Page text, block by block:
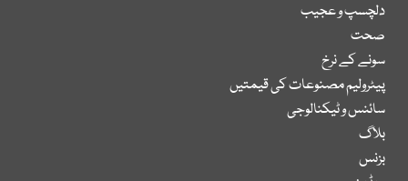
دلچسپ و عجیب
صحت
سونے کے نرخ
پیٹرولیم مصنوعات کی قیمتیں
سائنس و ٹیکنالوجی
بلاگ
بزنس